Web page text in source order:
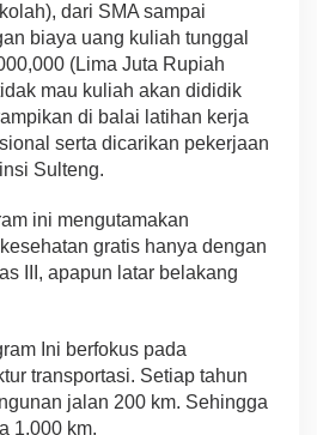
dari SMA sampai
biaya uang kuliah tunggal
(Lima Juta Rupiah
mau kuliah akan dididik
di balai latihan kerja
serta dicarikan pekerjaan
Sulteng.
ini mengutamakan
gratis hanya dengan
III, apapun latar belakang
Ini berfokus pada
transportasi. Setiap tahun
jalan 200 km. Sehingga
1.000 km.